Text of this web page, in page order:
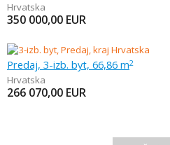
Hrvatska
350 000,00 EUR
Predaj, 3-izb. byt, 66,86 m2
Hrvatska
266 070,00 EUR